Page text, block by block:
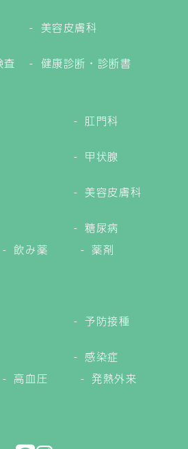
美容皮膚科
査
健康診断・診断書
肛門科
甲状腺
美容皮膚科
飲み薬
糖尿病
薬剤
予防接種
高血圧
感染症
発熱外来